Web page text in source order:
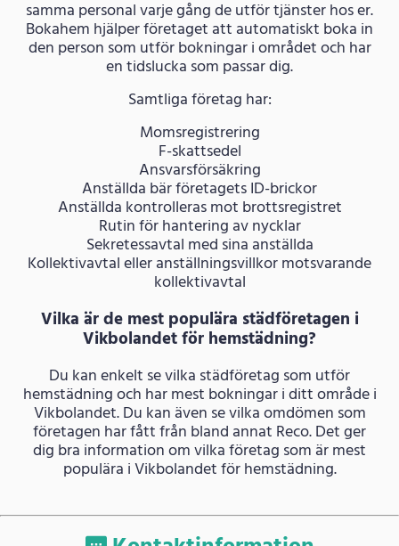
samma personal varje gång de utför tjänster hos er.
Bokahem hjälper företaget att automatiskt boka in
den person som utför bokningar i området och har
en tidslucka som passar dig.
Samtliga företag har:
Momsregistrering
F-skattsedel
Ansvarsförsäkring
Anställda bär företagets ID-brickor
Anställda kontrolleras mot brottsregistret
Rutin för hantering av nycklar
Sekretessavtal med sina anställda
Kollektivavtal eller anställningsvillkor motsvarande
kollektivavtal
Vilka är de mest populära städföretagen i
Vikbolandet för hemstädning?
Du kan enkelt se vilka städföretag som utför
hemstädning och har mest bokningar i ditt område i
Vikbolandet. Du kan även se vilka omdömen som
företagen har fått från bland annat Reco. Det ger
dig bra information om vilka företag som är mest
populära i Vikbolandet för hemstädning.